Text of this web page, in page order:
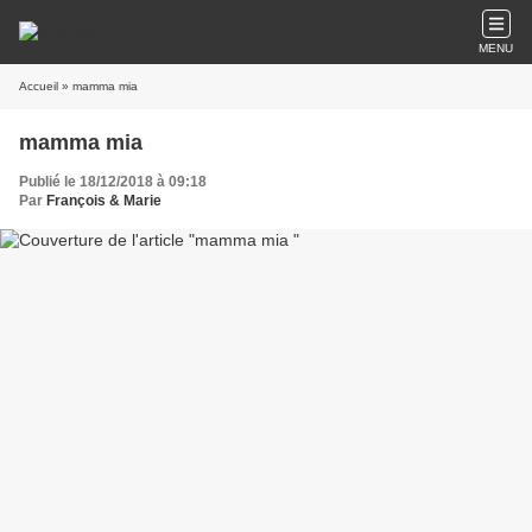
MENU
Accueil » mamma mia
mamma mia
Publié le 18/12/2018 à 09:18
Par François & Marie